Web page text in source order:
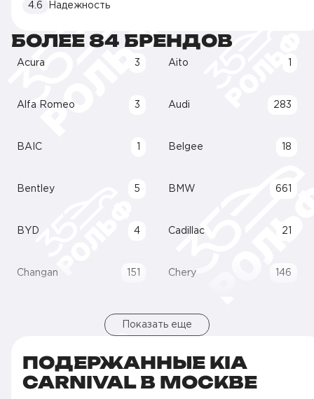
4.6
Надежность
БОЛЕЕ 84 БРЕНДОВ
Acura 3 Aito
Alfa Romeo 3 Audi 283
BAIC Belgee 18
Bentley 5 BMW 661
BYD 4 Cadillac 21
Changan 151 Chery 146
Показать еще
ПОДЕРЖАННЫЕ KIA
CARNIVAL В МОСКВЕ